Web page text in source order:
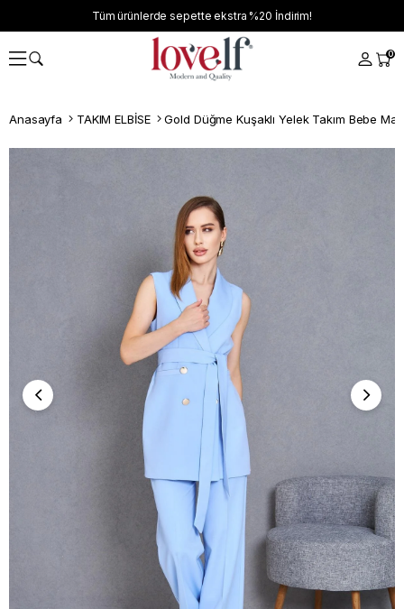
Tüm ürünlerde sepette ekstra %20 İndirim!
0
Anasayfa TAKIM ELBİSE Gold Düğme Kuşaklı Yelek Takım Bebe